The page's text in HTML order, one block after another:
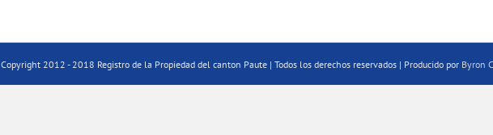
Copyright 2012 - 2018 Registro de la Propiedad del canton Paute | Todos los derechos reservados | Producido por Byron